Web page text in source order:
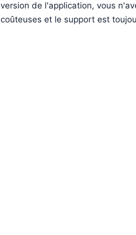
version de l'application, vous
coûteuses et le support est